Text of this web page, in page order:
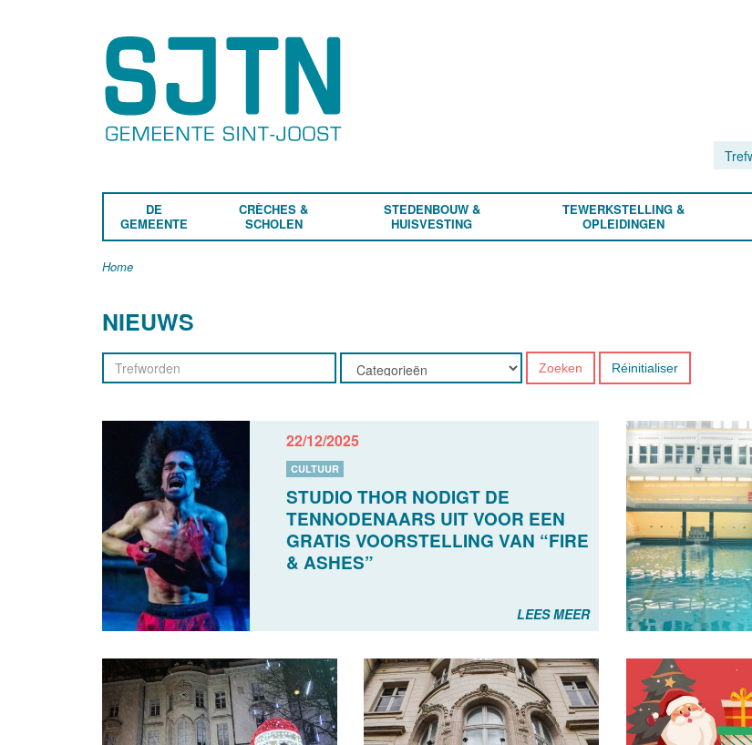
DE
GEMEENTE
CRÈCHES &
SCHOLEN
STEDENBOUW &
HUISVESTING
TEWERKSTELLING &
OPLEIDINGEN
Home
NIEUWS
Zoeken Réinitialiser
22/12/2025
CULTUUR
STUDIO THOR NODIGT DE
TENNODENAARS UIT VOOR EEN
GRATIS VOORSTELLING VAN “FIRE
& ASHES”
LEES MEER